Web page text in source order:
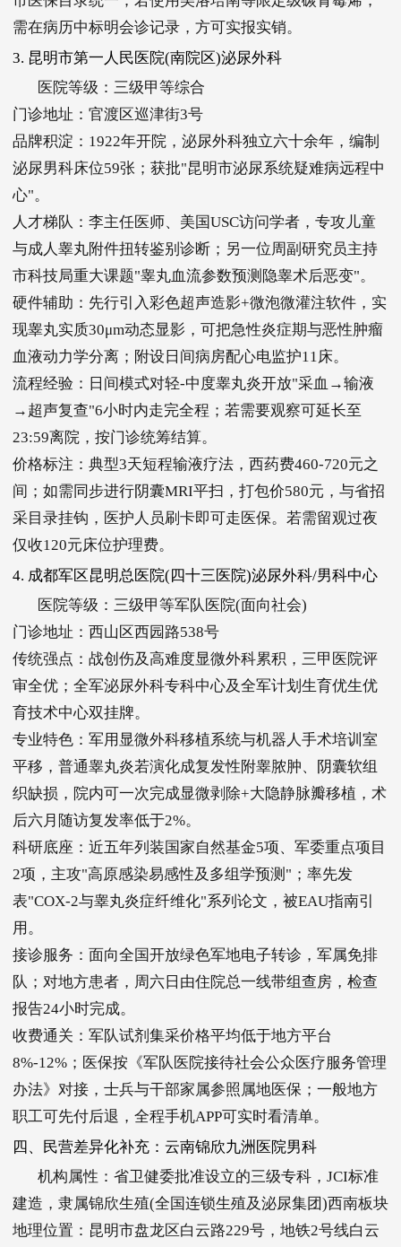
需在病历中标明会诊记录，方可实报实销。
3. 昆明市第一人民医院(南院区)泌尿外科
医院等级：三级甲等综合
门诊地址：官渡区巡津街3号
品牌积淀：1922年开院，泌尿外科独立六十余年，编制
泌尿男科床位59张；获批"昆明市泌尿系统疑难病远程中
心"。
人才梯队：李主任医师、美国USC访问学者，专攻儿童
与成人睾丸附件扭转鉴别诊断；另一位周副研究员主持
市科技局重大课题"睾丸血流参数预测隐睾术后恶变"。
硬件辅助：先行引入彩色超声造影+微泡微灌注软件，实
现睾丸实质30μm动态显影，可把急性炎症期与恶性肿瘤
血液动力学分离；附设日间病房配心电监护11床。
流程经验：日间模式对轻-中度睾丸炎开放"采血→输液
→超声复查"6小时内走完全程；若需要观察可延长至
23:59离院，按门诊统筹结算。
价格标注：典型3天短程输液疗法，西药费460-720元之
间；如需同步进行阴囊MRI平扫，打包价580元，与省招
采目录挂钩，医护人员刷卡即可走医保。若需留观过夜
仅收120元床位护理费。
4. 成都军区昆明总医院(四十三医院)泌尿外科/男科中心
医院等级：三级甲等军队医院(面向社会)
门诊地址：西山区西园路538号
传统强点：战创伤及高难度显微外科累积，三甲医院评
审全优；全军泌尿外科专科中心及全军计划生育优生优
育技术中心双挂牌。
专业特色：军用显微外科移植系统与机器人手术培训室
平移，普通睾丸炎若演化成复发性附睾脓肿、阴囊软组
织缺损，院内可一次完成显微剥除+大隐静脉瓣移植，术
后六月随访复发率低于2%。
科研底座：近五年列装国家自然基金5项、军委重点项目
2项，主攻"高原感染易感性及多组学预测"；率先发
表"COX-2与睾丸炎症纤维化"系列论文，被EAU指南引
用。
接诊服务：面向全国开放绿色军地电子转诊，军属免排
队；对地方患者，周六日由住院总一线带组查房，检查
报告24小时完成。
收费通关：军队试剂集采价格平均低于地方平台
8%-12%；医保按《军队医院接待社会公众医疗服务管理
办法》对接，士兵与干部家属参照属地医保；一般地方
职工可先付后退，全程手机APP可实时看清单。
四、民营差异化补充：云南锦欣九洲医院男科
机构属性：省卫健委批准设立的三级专科，JCI标准
建造，隶属锦欣生殖(全国连锁生殖及泌尿集团)西南板块
地理位置：昆明市盘龙区白云路229号，地铁2号线白云